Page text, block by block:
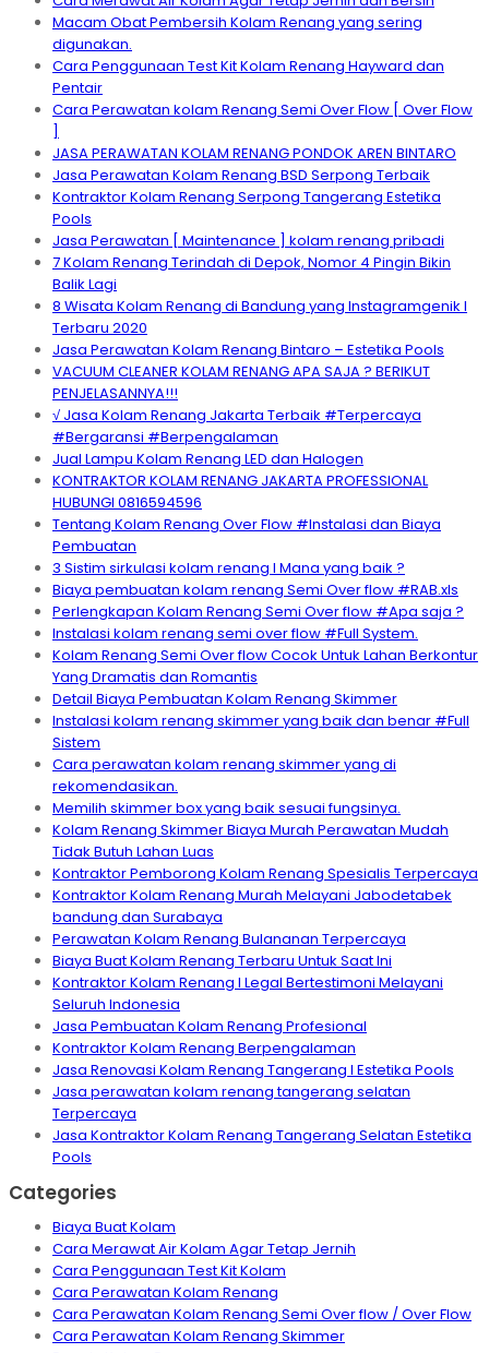
Macam Obat Pembersih Kolam Renang yang sering
digunakan.
Cara Penggunaan Test Kit Kolam Renang Hayward dan
Pentair
Cara Perawatan kolam Renang Semi Over Flow [ Over Flow
]
JASA PERAWATAN KOLAM RENANG PONDOK AREN BINTARO
Jasa Perawatan Kolam Renang BSD Serpong Terbaik
Kontraktor Kolam Renang Serpong Tangerang Estetika
Pools
Jasa Perawatan [ Maintenance ] kolam renang pribadi
7 Kolam Renang Terindah di Depok, Nomor 4 Pingin Bikin
Balik Lagi
8 Wisata Kolam Renang di Bandung yang Instagramgenik I
Terbaru 2020
Jasa Perawatan Kolam Renang Bintaro – Estetika Pools
VACUUM CLEANER KOLAM RENANG APA SAJA ? BERIKUT
PENJELASANNYA!!!
√ Jasa Kolam Renang Jakarta Terbaik #Terpercaya
#Bergaransi #Berpengalaman
Jual Lampu Kolam Renang LED dan Halogen
KONTRAKTOR KOLAM RENANG JAKARTA PROFESSIONAL
HUBUNGI 0816594596
Tentang Kolam Renang Over Flow #Instalasi dan Biaya
Pembuatan
3 Sistim sirkulasi kolam renang I Mana yang baik ?
Biaya pembuatan kolam renang Semi Over flow #RAB.xls
Perlengkapan Kolam Renang Semi Over flow #Apa saja ?
Instalasi kolam renang semi over flow #Full System.
Kolam Renang Semi Over flow Cocok Untuk Lahan Berkontur
Yang Dramatis dan Romantis
Detail Biaya Pembuatan Kolam Renang Skimmer
Instalasi kolam renang skimmer yang baik dan benar #Full
Sistem
Cara perawatan kolam renang skimmer yang di
rekomendasikan.
Memilih skimmer box yang baik sesuai fungsinya.
Kolam Renang Skimmer Biaya Murah Perawatan Mudah
Tidak Butuh Lahan Luas
Kontraktor Pemborong Kolam Renang Spesialis Terpercaya
Kontraktor Kolam Renang Murah Melayani Jabodetabek
bandung dan Surabaya
Perawatan Kolam Renang Bulananan Terpercaya
Biaya Buat Kolam Renang Terbaru Untuk Saat Ini
Kontraktor Kolam Renang I Legal Bertestimoni Melayani
Seluruh Indonesia
Jasa Pembuatan Kolam Renang Profesional
Kontraktor Kolam Renang Berpengalaman
Jasa Renovasi Kolam Renang Tangerang I Estetika Pools
Jasa perawatan kolam renang tangerang selatan
Terpercaya
Jasa Kontraktor Kolam Renang Tangerang Selatan Estetika
Pools
Categories
Biaya Buat Kolam
Cara Merawat Air Kolam Agar Tetap Jernih
Cara Penggunaan Test Kit Kolam
Cara Perawatan Kolam Renang
Cara Perawatan Kolam Renang Semi Over flow / Over Flow
Cara Perawatan Kolam Renang Skimmer